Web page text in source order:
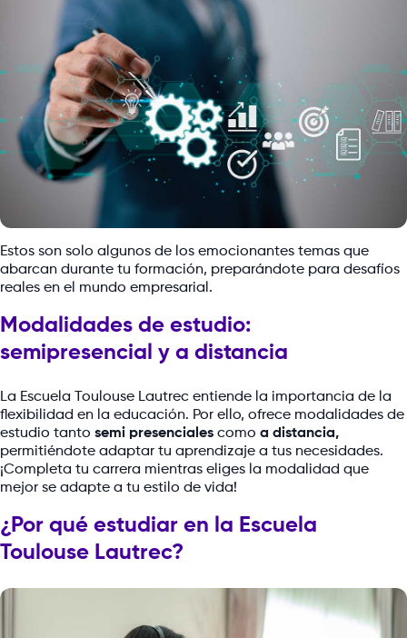
Estos son solo algunos de los emocionantes temas que
abarcan durante tu formación, preparándote para desafíos
reales en el mundo empresarial.
Modalidades de estudio:
semipresencial y a distancia
La Escuela Toulouse Lautrec entiende la importancia de la
flexibilidad en la educación. Por ello, ofrece modalidades de
estudio tanto semi presenciales como a distancia,
permitiéndote adaptar tu aprendizaje a tus necesidades.
¡Completa tu carrera mientras eliges la modalidad que
mejor se adapte a tu estilo de vida!
¿Por qué estudiar en la Escuela
Toulouse Lautrec?